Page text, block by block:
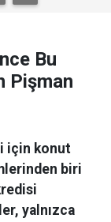
Bu
Pişman
için konut
biri
yalnızca